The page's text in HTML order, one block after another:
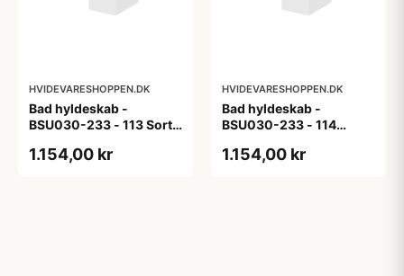
HVIDEVARESHOPPEN.DK
Bad hyldeskab -
BSU030-233 - 113 Sort
1.154,00 kr
HVIDEVARESHOPPEN.DK
Bad hyldeskab -
BSU030-233 - 114
m/eg ABS-kant
1.154,00 kr